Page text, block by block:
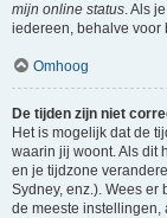
mijn online status. Als
iedereen, behalve voor
Omhoog
De tijden zijn niet
Het is mogelijk dat de
waarin jij woont. Als dit
en je tijdzone
Sydney, enz.). Wees
de meeste